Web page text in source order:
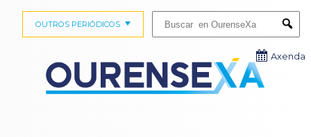
OUTROS PERIÓDICOS
Axenda